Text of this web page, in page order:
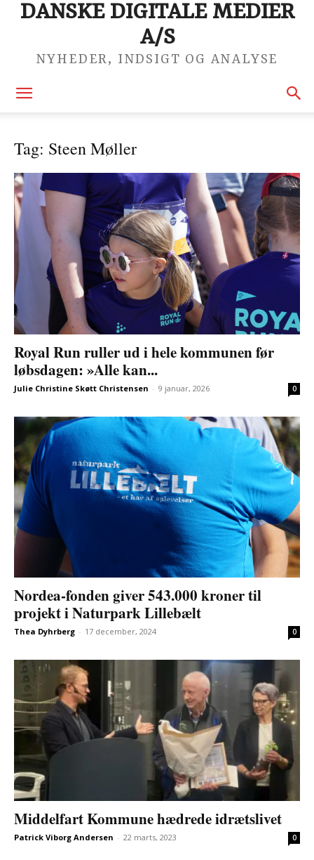
DANSKE DIGITALE MEDIER
A/S
NYHEDER, INDSIGT OG ANALYSE
Tag: Steen Møller
Royal Run ruller ud i hele kommunen før
løbsdagen: »Alle kan...
Julie Christine Skøtt Christensen - 9 januar, 2026 0
Nordea-fonden giver 543.000 kroner til
projekt i Naturpark Lillebælt
Thea Dyhrberg - 17 december, 2024 0
Middelfart Kommune hædrede idrætslivet
Patrick Viborg Andersen - 22 marts, 2023 0